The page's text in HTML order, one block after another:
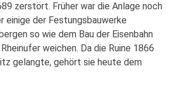
zerstört. Früher war die Anlage noch
einige der Festungsbauwerke
so wie dem Bau der Eisenbahn
weichen. Da die Ruine 1866
gelangte, gehört sie heute dem